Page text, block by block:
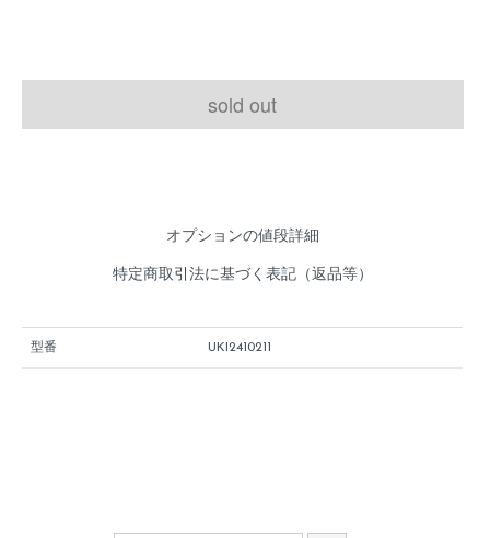
sold out
オプションの値段詳細
特定商取引法に基づく表記（返品等）
型番 UKI2410211